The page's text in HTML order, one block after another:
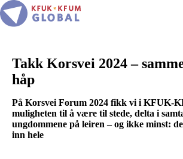
Hopp
til
hovedinnhold
Takk Korsvei 2024 –
håp
På Korsvei Forum 2024 fikk vi i KFUK-
muligheten til å være til stede, delta i
ungdommene på leiren – og ikke minst:
inn hele